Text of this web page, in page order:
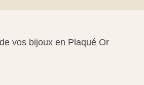
vos bijoux en Plaqué Or